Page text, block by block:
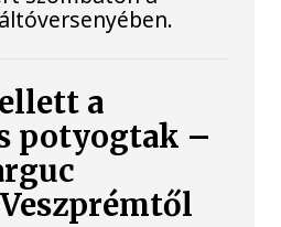
a
potyogtak –